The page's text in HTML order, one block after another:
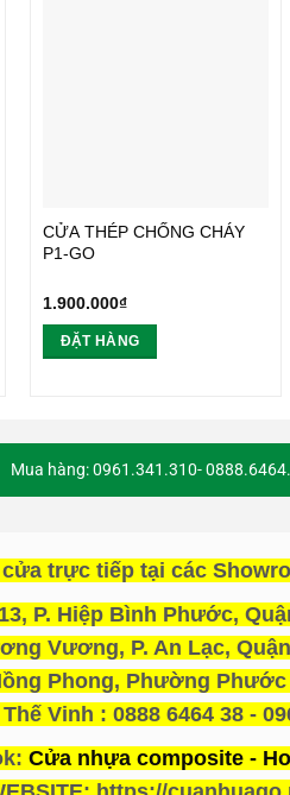
CỬA THÉP CHỐNG CHÁY
P1-GO
1.900.000₫
ĐẶT HÀNG
Mua hàng: 0961.341.310-
trực tiếp tại các
P. Hiệp Bình Phước,
Vương, P. An Lạc,
Phong, Phường Phước
Vinh : 0888 6464 38 -
Cửa nhựa composite -